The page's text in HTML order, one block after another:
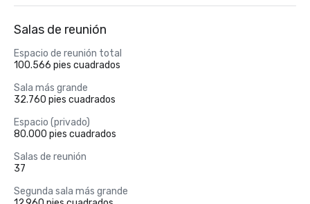
Salas de reunión
Espacio de reunión total
100.566 pies cuadrados
Sala más grande
32.760 pies cuadrados
Espacio (privado)
80.000 pies cuadrados
Salas de reunión
37
Segunda sala más grande